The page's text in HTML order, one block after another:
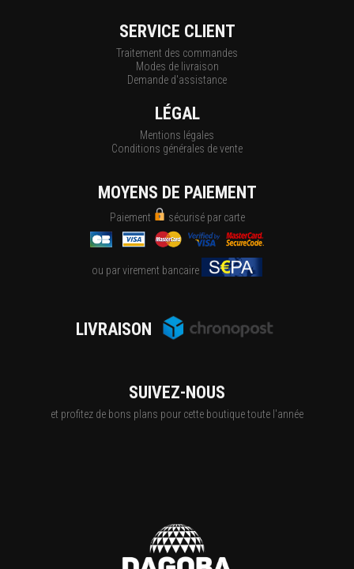
SERVICE CLIENT
Traitement des commandes
Modes de livraison
Demande d'assistance
LÉGAL
Mentions légales
Conditions générales de vente
MOYENS DE PAIEMENT
Paiement sécurisé par carte
ou par virement bancaire
LIVRAISON
SUIVEZ-NOUS
et profitez de bons plans pour cette boutique toute l'année